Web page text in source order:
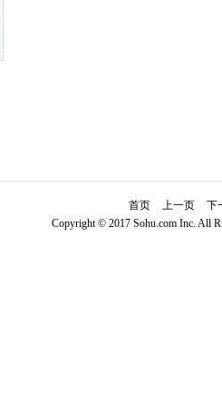
首页 上一页
下
Copyright © 2017 Sohu.com Inc. All